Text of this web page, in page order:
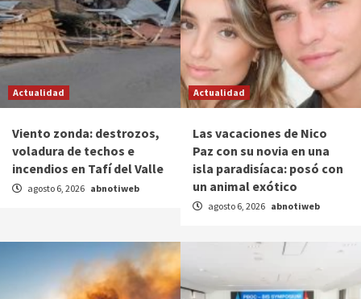
Actualidad
Viento zonda: destrozos,
voladura de techos e
incendios en Tafí del Valle
agosto 6, 2026 abnotiweb
Actualidad
Las vacaciones de Nico
Paz con su novia en una
isla paradisíaca: posó con
un animal exótico
agosto 6, 2026 abnotiweb